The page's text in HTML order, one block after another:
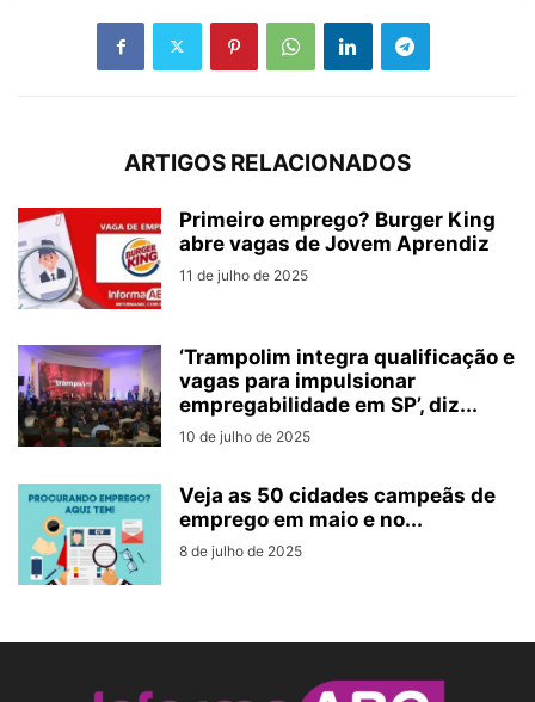
ARTIGOS RELACIONADOS
Primeiro emprego? Burger King
abre vagas de Jovem Aprendiz
11 de julho de 2025
‘Trampolim integra qualificação e
vagas para impulsionar
empregabilidade em SP’, diz...
10 de julho de 2025
Veja as 50 cidades campeãs de
emprego em maio e no...
8 de julho de 2025